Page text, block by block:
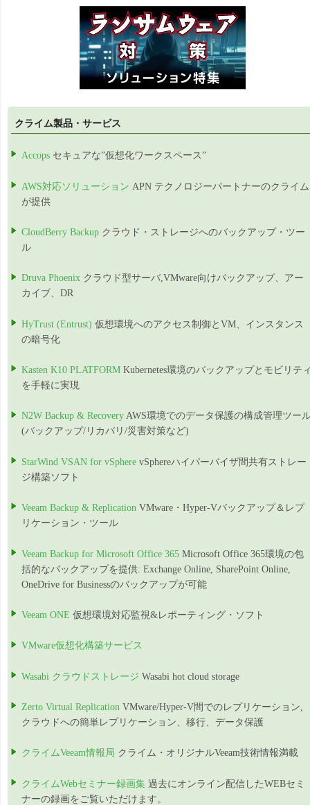
クライム製品・サービス
Accops セキュアな”仮想化ワークスペース”
AWS対応ソリューション APN テクノロジーパートナーのクライム
が提供
CloudBerry Backup クラウド・ストレージへのバックアップ・ツー
ル
Druva Phoenix クラウド型サーバ,VMware向けバックアップ、アー
カイブ、DR
HyTrust (Entrust) 仮想環境へのアクセス制御とVM、インスタンス
の暗号化
Kasten K10 PLATFORM Kubernetes環境のバックアップとモビリテ
を手軽に実現
N2W Backup & Recovery AWS環境でのデータ保護の構成管理ツー
(バックアップ/リカバリ/災害対策など)
StarWind VSAN for vSphere vSphereハイパーバイザ間共有ストレー
ジ構築ソフト
Veeam Backup & Replication VMware・Hyper-Vバックアップ＆レプ
リケーション・ツール
Veeam Backup for Microsoft Office 365 Microsoft Office 365環境の包
括的なバックアップを提供: Exchange Online, SharePoint Online,
OneDrive for Businessのバックアップが可能
Veeam ONE 仮想環境対応監視&レポーティング・ソフト
VMware仮想化構築サービス
Wasabi クラウドストレージ Wasabi hot cloud storage
Zerto Virtual Replication VMware/Hyper-V間でのレプリケーション,
クラウドへの簡単レプリケーション、移行、データ保護
クライムVeeam情報局 クライム・オリジナルVeeam技術情報満載
クライムWebセミナー録画集 過去にオンライン配信したWEBセミ
ナーの録画をご覧いただけます。